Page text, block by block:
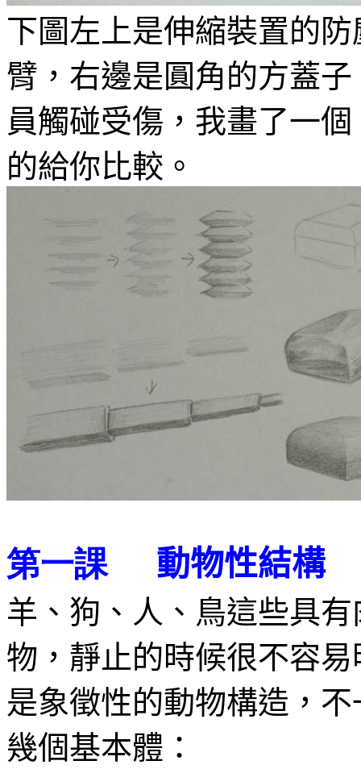
下圖左上是伸縮裝置的
臂，右邊是圓角的方蓋
員觸碰受傷，我畫了一
的給你比較。
第一課 動物性結構
羊、狗、人、鳥這些具
物，靜止的時候很不容
是象徵性的動物構造，
幾個基本體：